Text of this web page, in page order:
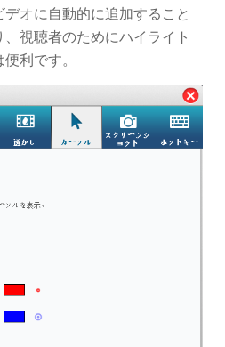
オに自動的に追加すること
視聴者のためにハイライト
利です。